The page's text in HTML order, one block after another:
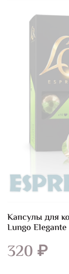
Капсулы для
Lungo Elegante
320 ₽